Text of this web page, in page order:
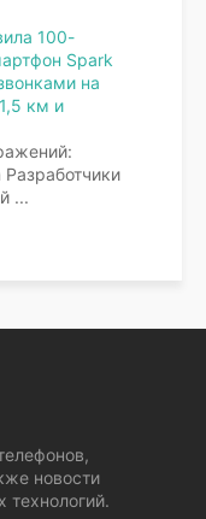
100-
Spark
на
км и
...
новости
технологий.